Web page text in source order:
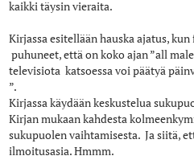
kaikki täysin vieraita.
Kirjassa esitellään hauska ajatus,
puhuneet, että on koko ajan ”all
televisiota katsoessa voi päätyä
”.
Kirjassa käydään keskustelua
Kirjan mukaan kahdesta
sukupuolen vaihtamisesta. Ja siitä,
ilmoitusasia. Hmmm.